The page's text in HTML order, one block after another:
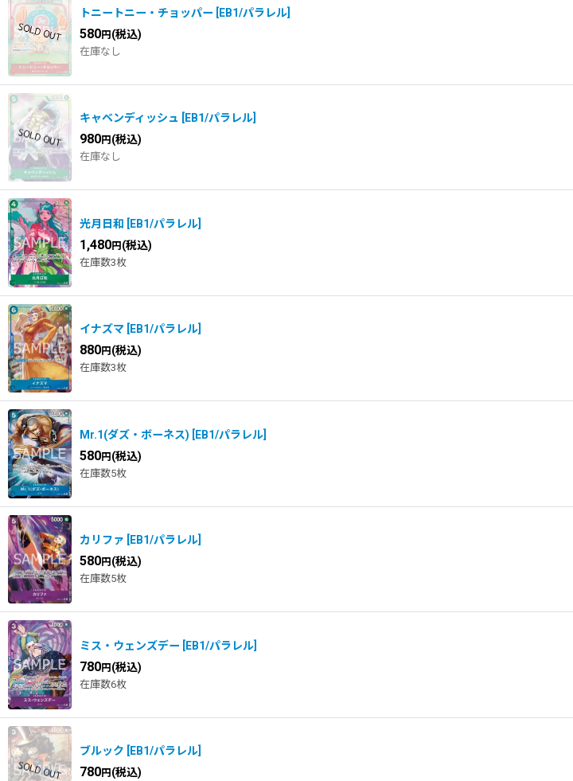
トニートニー・チョッパー EB1/パラレル
580円 (税込)
在庫なし
キャベンディッシュ EB1/パラレル
980円 (税込)
在庫なし
光月日和 EB1/パラレル
1,480円 (税込)
在庫数3枚
イナズマ EB1/パラレル
880円 (税込)
在庫数3枚
Mr.1(ダズ・ボーネス) EB1/パラレル
580円 (税込)
在庫数5枚
カリファ EB1/パラレル
580円 (税込)
在庫数5枚
ミス・ウェンズデー EB1/パラレル
780円 (税込)
在庫数6枚
ブルック EB1/パラレル
780円 (税込)